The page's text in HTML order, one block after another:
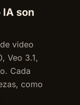
IA son
video
Veo 3.1,
Cada
como